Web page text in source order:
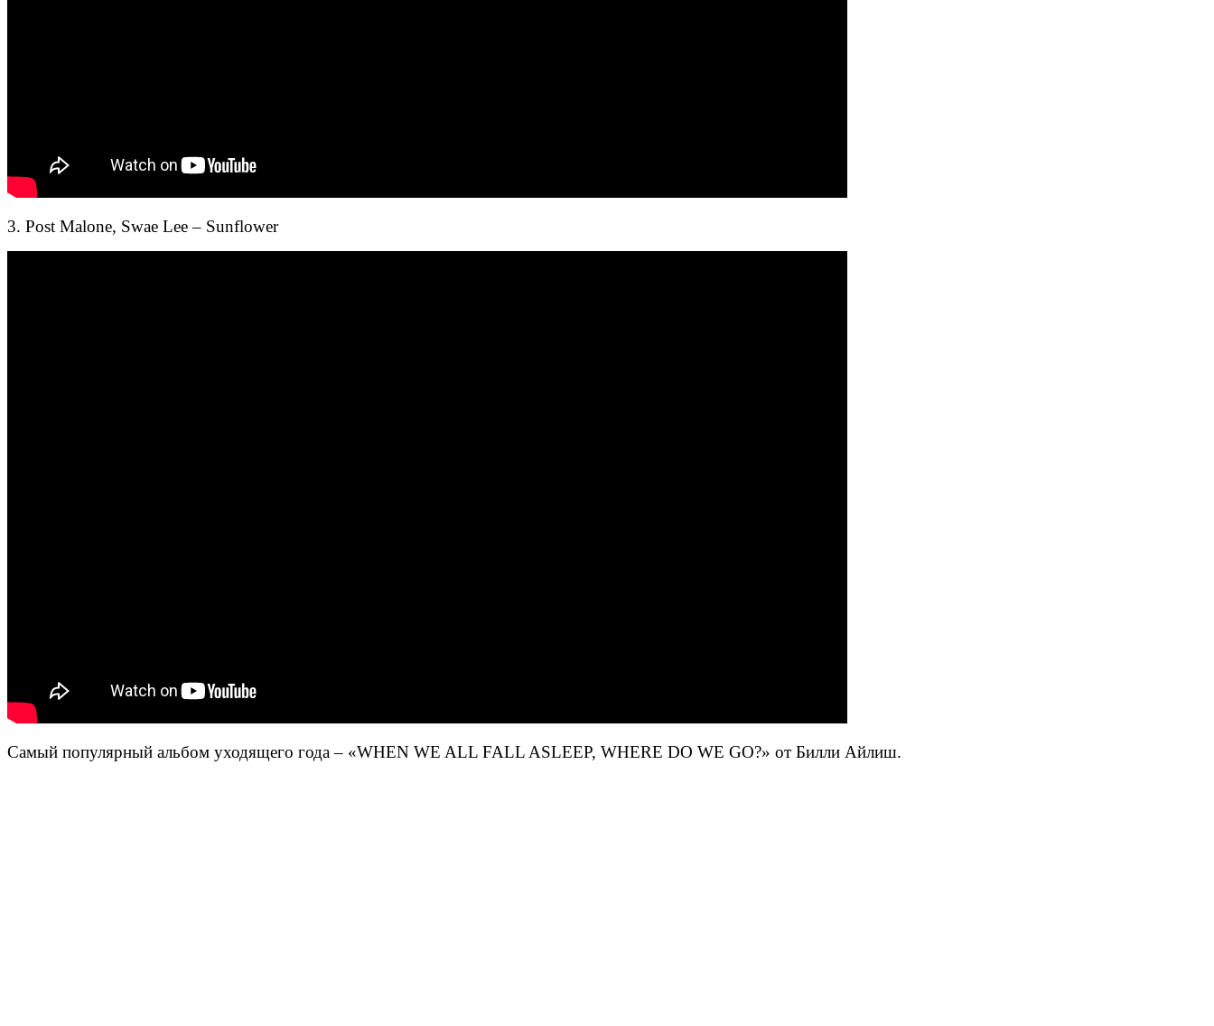
3. Post Malone, Swae Lee – Sunflower
Самый популярный альбом уходящего года – «WHEN WE ALL FALL ASLEEP, WHERE DO WE GO?» от Билли Айлиш.